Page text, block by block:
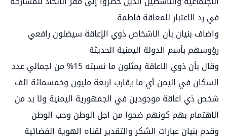
في رد الاعتبار للمعاقة فاطمة
واضاف بنيان بأن الاشخاص ذوي الإعاقة سيضلون رافعي
رؤوسهم بأسم الدولة اليمنية الحديثة
وقال بأن ذوي الاعاقة يمثلون ما نسبته 15% من اجمالي عدد
السكان في اليمن أي ما يقارب اربعة مليون وخمسمائة الف
شخص ذي اعاقة موجودين في الجمهورية اليمنية ولا بد من
الاهتمام بهم كونهم ضحوا من اجل الوطن وحب الوطن
وقدم بنيان عبارات الشكر والتقدير لقناه الهوية الفضائية